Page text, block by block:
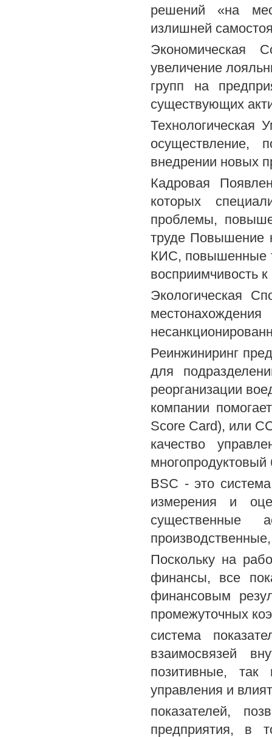
решений «на
излишней
Экономическая
увеличение
групп на
существующих
Технологическая
осуществление,
внедрении новых
Кадровая
которых
проблемы,
труде Повышение
КИС, повышенные
восприимчивость
Экологическая
Реинжиниринг
для
реорганизации
компании
Score Card), или
качество
многопродуктовый
BSC - это
измерения и
существенные
Поскольку на
финансы, все
финансовым
промежуточных
система
взаимосвязей
позитивные,
управления и
показателей,
предприятия, в